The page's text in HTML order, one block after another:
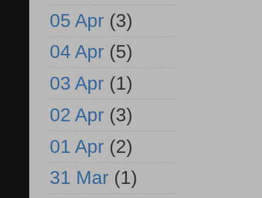
05 Apr (3)
04 Apr (5)
03 Apr (1)
02 Apr (3)
01 Apr (2)
31 Mar (1)